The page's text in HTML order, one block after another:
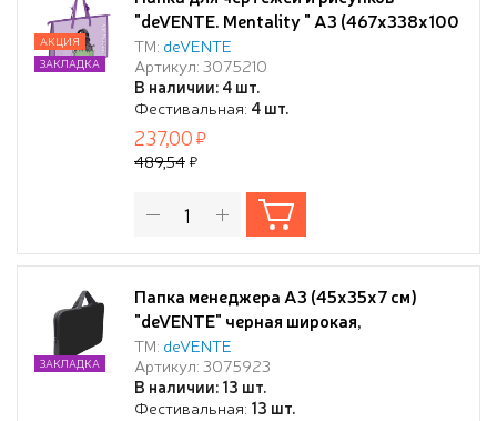
"deVENTE. Mentality " A3 (467x338x100
мм) 500 мкм, с расширением 10 см, с
внутренним карманом на молнии для
кистей, с регулируемыми ручками, с
рисунком, индивидуальная упаковка
ТМ: deVENTE
Артикул: 3075210
В наличии: 4 шт.
Фестивальная: 4 шт.
АКЦИЯ
ЗАКЛАДКА
237,00
489,54
Папка менеджера А3 (45х35х7 см)
"deVENTE" черная широкая,
текстильная, на молнии, с ручками 24
см, с внутренним карманом
ТМ: deVENTE
Артикул: 3075923
В наличии: 13 шт.
Фестивальная: 13 шт.
ЗАКЛАДКА